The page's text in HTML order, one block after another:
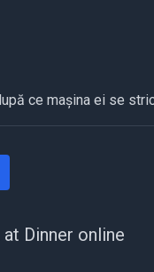
ce mașina ei se
Dinner online